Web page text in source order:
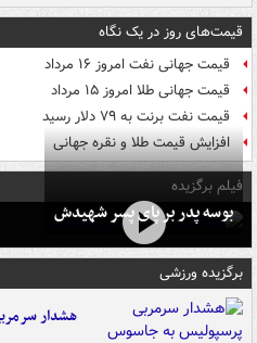
قیمت‌های روز در یک نگاه
قیمت جهانی نفت امروز ۱۶ مرداد
قیمت جهانی طلا امروز ۱۵ مرداد
قیمت نفت برنت به ۷۹ دلار رسید
افزایش قیمت طلا و نقره جهانی
فیلم برگزیده
بوسه‌ پدر بر پای پسر شهیدش
برگزیده ورزشی
هشدار